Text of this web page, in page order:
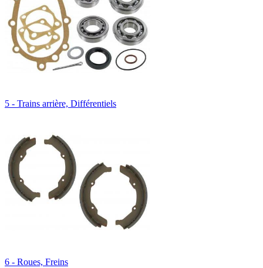
5 - Trains arrière, Différentiels
6 - Roues, Freins